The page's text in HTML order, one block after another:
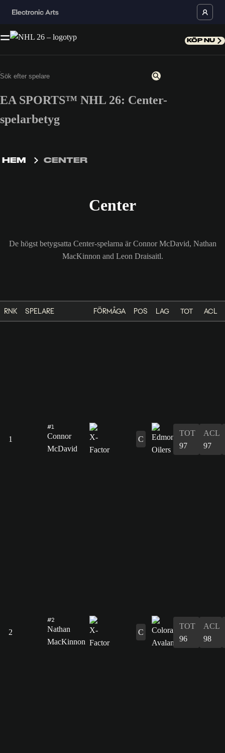
KÖP NU
EA SPORTS™ NHL 26: Center-
spelarbetyg
HEM CENTER
Center
De högst betygsatta Center-spelarna är Connor McDavid, Nathan
MacKinnon and Leon Draisaitl.
RNK SPELARE FÖRMÅGA POS LAG TOT ACL
1
#1
Connor
McDavid
C
TOT
97
ACL
97
2
#2
Nathan
MacKinnon
C
TOT
96
ACL
98